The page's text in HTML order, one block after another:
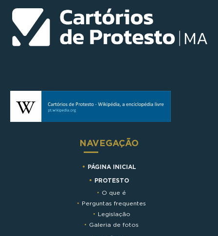
NAVEGAÇÃO
PÁGINA INICIAL
PROTESTO
O que é
Perguntas frequentes
Legislação
Galeria de fotos